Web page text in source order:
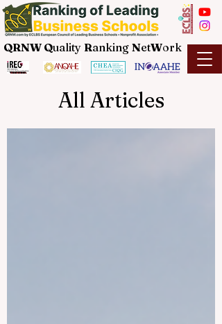
QRNW Quality Ranking NetWork
All Articles